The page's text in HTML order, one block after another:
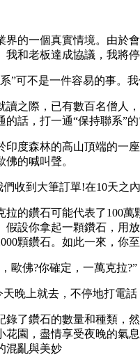
一個真實情境。由於會
我和老板達成協議，我將
不是一件容易的事。我
際，已有數百名僧人，
話，打一通“保持聯系”
森林的高山頂端的一座
的喊叫聲。
到大筆訂單!在10天之內
鑽石可能代表了100萬
假設你拿起一顆鑽石，用
顆鑽石。如此一來，你
佛?你確定，一萬克拉?”
上就去，不停地打電話
鑽石的數量和種類，然
花園，盡情享受夜晚的氣
混亂與美妙